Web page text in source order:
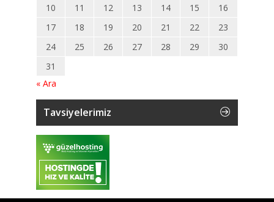
10
11 12 13 14 15
16
17
18 19 20 21 22
23
24
25 26 27 28 29
30
31
« Ara
Tavsiyelerimiz